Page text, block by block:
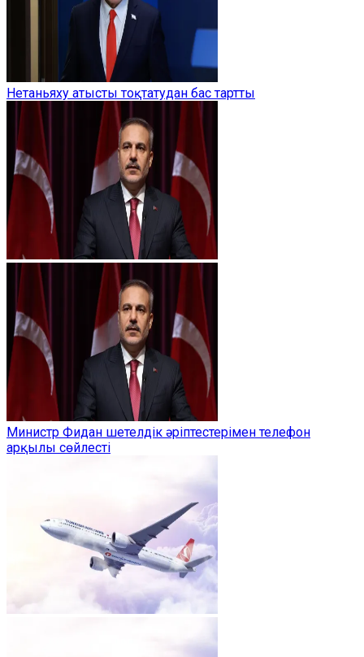
Нетаньяху атысты тоқтатудан бас тартты
Министр Фидан шетелдік әріптестерімен телефон
арқылы сөйлесті